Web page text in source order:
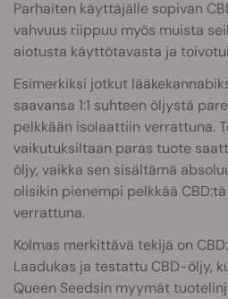
Parhaiten käyttäjälle sopivan
vahvuus riippuu myös muista
aiotusta käyttötavasta ja
Esimerkiksi jotkut
saavansa 1:1 suhteen öljystä
pelkkään isolaattiin verrattuna.
vaikutuksiltaan paras tuote
öljy, vaikka sen sisältämä
olisikin pienempi pelkkää
verrattuna.
Kolmas merkittävä tekijä on
Laadukas ja testattu CBD-öljy,
Queen Seedsin myymät